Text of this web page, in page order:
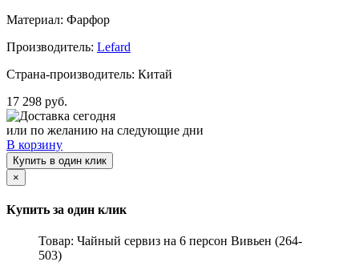
Материал: Фарфор
Производитель: Lefard
Страна-производитель: Китай
17 298 руб.
Доставка сегодня
или по желанию на следующие дни
В корзину
Купить в один клик
×
Купить за один клик
Товар: Чайный сервиз на 6 персон Вивьен (264-
503)